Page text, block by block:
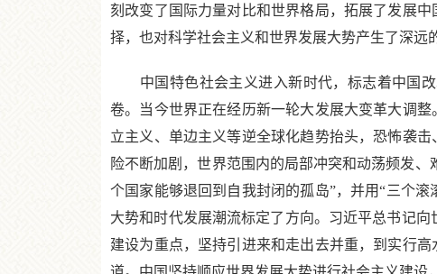
刻改变了国际力量对比和世界格局，拓展了发展
择，也对科学社会主义和世界发展大势产生了深远
中国特色社会主义进入新时代，标志着中国改
卷。当今世界正在经历新一轮大发展大变革大调
立主义、单边主义等逆全球化趋势抬头，恐怖袭
险不断加剧，世界范围内的局部冲突和动荡频发
个国家能够退回到自我封闭的孤岛”，并用“三个
大势和时代发展潮流标定了方向。习近平总书记
建设为重点，坚持引进来和走出去并重，到实行